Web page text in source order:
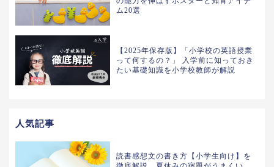
ム20選
【2025年保存版】「小学校の英語授業
って何するの？」 入学前に知っておき
たい基礎知識を小学校教師が解説
人気記事
読書感想文の書き方【小学生向け】を